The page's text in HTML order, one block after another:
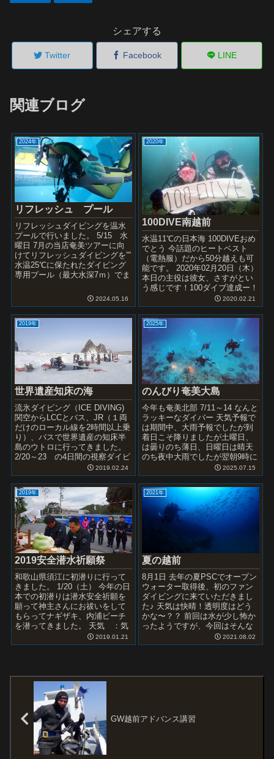
シェアする
Twitter Facebook LINE
関連ブログ
2024年
リフレッシュ プール
リフレッシュダイビングを温水
プールで行いました。 5/15 水
曜日 7月の当店奄美ツアーに向
けてリフレッシュダイビングを””
水温25℃に保たれたダイビング
専用プール（最大水深7ｍ）でま
2024.05.16
2020年
100DIVE南越前
水温11℃の日本海 100DIVEおめ
でとう 今話題のヒートベスト
（電熱服）だから50分越えも可
能です。 2020年02月20日（木）
本日の主役は彼女、さすがとい
う感じです！100ダイブ達成ー！
お忙しい中愛するアメ...2020.02.21
2019年
世界遺産知床の海
流氷ダイビング（ICE DIVING)
関空からLCCとバス、JR（１両
だけのローカル線を2時間以上乗
り）、バスで世界遺産の知床半
島のウトロに行ってきました。
2/20～23 の4日間の視察ダイビ
ングでした。 流氷 オホーツ...
2019.02.24
2025年
のんびり奄美大島
今年も奄美北部 7/11～14 なんと
ラッキーなダイバー 天気予報で
は期間中、大雨予報でしたが到
着日こそ降りましたが土曜日、
は曇りのち薄日、日曜日は晴天
のち夜中大雨でしたが翌朝9時に
はやみ器材を無事梱包できまし
た。 こんな素...
2025.07.15
2019年
2019安全潜水祈願祭
和歌山県須江に初潜りに行って
きました。 1/20（土） 今年の日
本での初潜りは潜水安全祈願を
願って神主さんにお祓いをして
もらってナギザキ、内浦ビーチ
を潜ってきました。 天気 ：気
温：14℃ 風向：西南西→西 海
況 ：午前中なぎ ...
2019.01.21
2021年
夏の越前
8月1日 去年の夏PSCでオープン
ウォーター取得後、初のファン
ダイビングに来ていただきまし
た♪ 天気は快晴！透明度はどう
かな〜？？ 前回は水が少し怖か
ったようですが、今回はそんな
様子微塵もなく、シュノーケル
から満喫！ ビーチダイ...
2021.08.02
GW越前アドバンス講習